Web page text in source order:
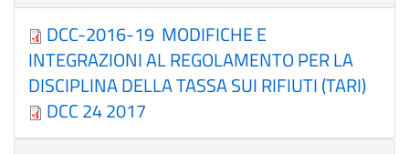
DCC-2016-19 MODIFICHE E
INTEGRAZIONI AL REGOLAMENTO PER LA
DISCIPLINA DELLA TASSA SUI RIFIUTI (TARI)
DCC 24 2017